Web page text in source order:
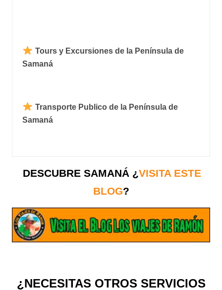
Tours y Excursiones de la Península de
Samaná
Transporte Publico de la Península de
Samaná
DESCUBRE SAMANÁ ¿VISITA ESTE
BLOG?
¿NECESITAS OTROS SERVICIOS